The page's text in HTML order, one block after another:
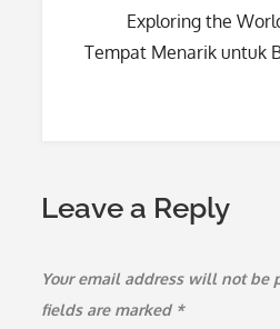
Exploring the
Tempat Menarik untuk
Leave a Reply
Your email address will not be
fields are marked *